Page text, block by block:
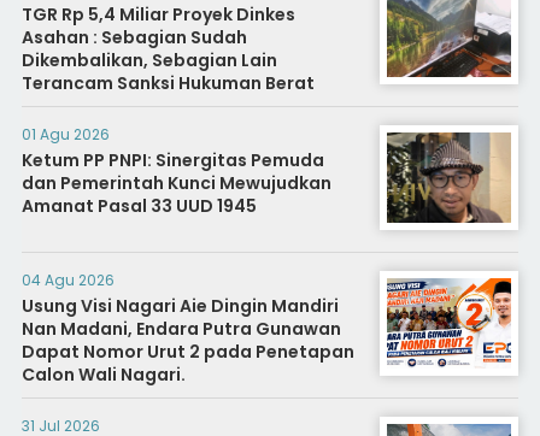
TGR Rp 5,4 Miliar Proyek Dinkes
Asahan : Sebagian Sudah
Dikembalikan, Sebagian Lain
Terancam Sanksi Hukuman Berat
01 Agu 2026
Ketum PP PNPI: Sinergitas Pemuda
dan Pemerintah Kunci Mewujudkan
Amanat Pasal 33 UUD 1945
04 Agu 2026
Usung Visi Nagari Aie Dingin Mandiri
Nan Madani, Endara Putra Gunawan
Dapat Nomor Urut 2 pada Penetapan
Calon Wali Nagari.
31 Jul 2026